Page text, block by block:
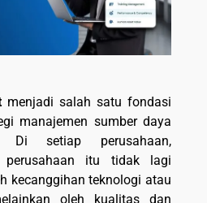
menjadi salah satu fondasi
manajemen sumber daya
Di setiap perusahaan,
perusahaan itu tidak lagi
kecanggihan teknologi atau
oleh kualitas dan